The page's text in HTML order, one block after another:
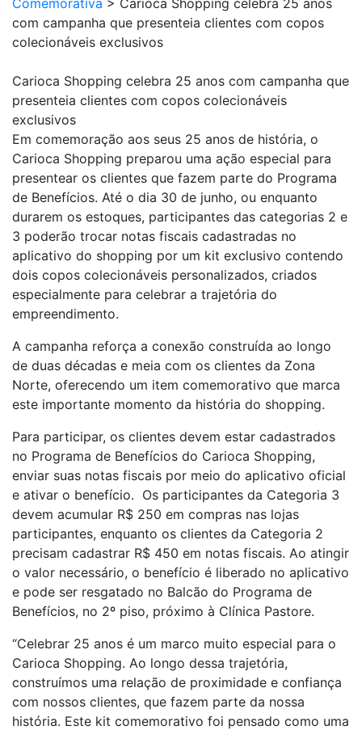
Comemorativa > Carioca Shopping celebra 25 anos
com campanha que presenteia clientes com copos
colecionáveis exclusivos
Carioca Shopping celebra 25 anos com campanha que
presenteia clientes com copos colecionáveis
exclusivos
Em comemoração aos seus 25 anos de história, o
Carioca Shopping preparou uma ação especial para
presentear os clientes que fazem parte do Programa
de Benefícios. Até o dia 30 de junho, ou enquanto
durarem os estoques, participantes das categorias 2 e
3 poderão trocar notas fiscais cadastradas no
aplicativo do shopping por um kit exclusivo contendo
dois copos colecionáveis personalizados, criados
especialmente para celebrar a trajetória do
empreendimento.
A campanha reforça a conexão construída ao longo
de duas décadas e meia com os clientes da Zona
Norte, oferecendo um item comemorativo que marca
este importante momento da história do shopping.
Para participar, os clientes devem estar cadastrados
no Programa de Benefícios do Carioca Shopping,
enviar suas notas fiscais por meio do aplicativo oficial
e ativar o benefício. Os participantes da Categoria 3
devem acumular R$ 250 em compras nas lojas
participantes, enquanto os clientes da Categoria 2
precisam cadastrar R$ 450 em notas fiscais. Ao atingir
o valor necessário, o benefício é liberado no aplicativo
e pode ser resgatado no Balcão do Programa de
Benefícios, no 2º piso, próximo à Clínica Pastore.
“Celebrar 25 anos é um marco muito especial para o
Carioca Shopping. Ao longo dessa trajetória,
construímos uma relação de proximidade e confiança
com nossos clientes, que fazem parte da nossa
história. Este kit comemorativo foi pensado como uma